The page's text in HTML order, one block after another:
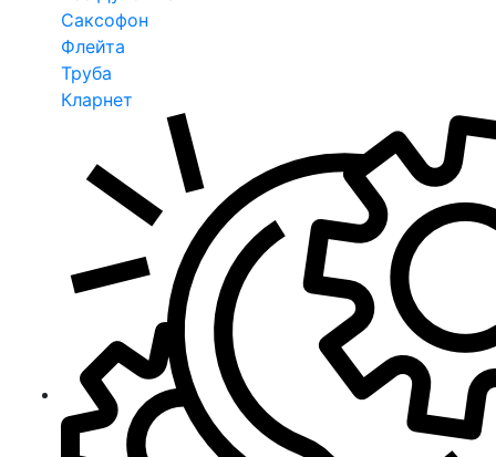
Саксофон
Флейта
Труба
Кларнет